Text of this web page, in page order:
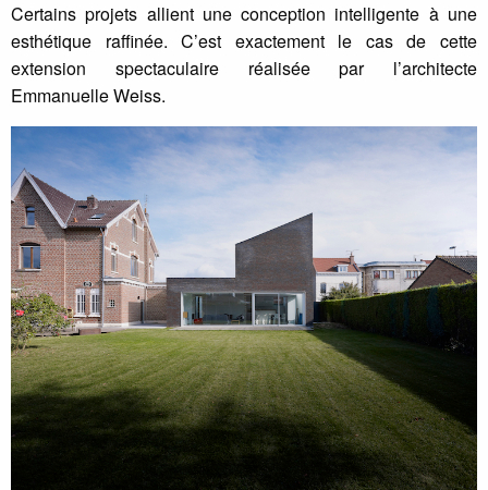
Certains projets allient une conception intelligente à une
esthétique raffinée. C’est exactement le cas de cette
extension spectaculaire réalisée par l’architecte
Emmanuelle Weiss.